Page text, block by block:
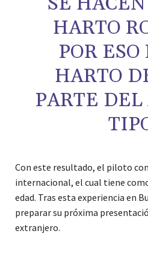
HARTO
POR
HARTO
PARTE
Con este resultado, el piloto
internacional, el cual tiene
edad. Tras esta experiencia en
preparar su próxima
extranjero.